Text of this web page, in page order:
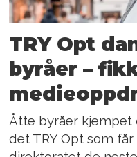
TRY Opt
byråer –
Åtte byråer kjempet
det TRY Opt som